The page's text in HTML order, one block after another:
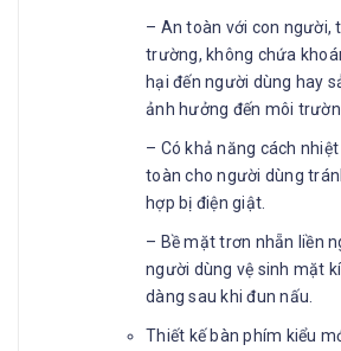
– An toàn với con người,
trường, không chứa
hại đến người dùng hay
ảnh hưởng đến môi
– Có khả năng cách
toàn cho người dùng
hợp bị điện giật.
– Bề mặt trơn nhẵn liền
người dùng vệ sinh mặt
dàng sau khi đun nấu.
Thiết kế bàn phím kiểu